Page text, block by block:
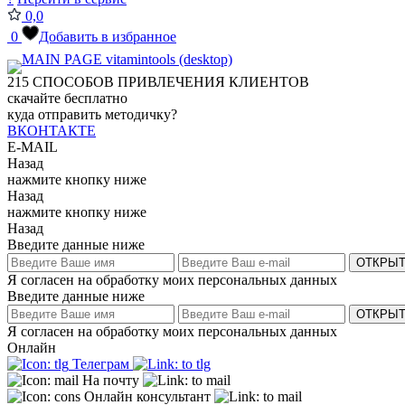
0,0
0
Добавить в избранное
215 СПОСОБОВ ПРИВЛЕЧЕНИЯ КЛИЕНТОВ
скачайте бесплатно
куда отправить методичку?
ВКОНТАКТЕ
E-MAIL
Назад
нажмите кнопку ниже
Назад
нажмите кнопку ниже
Назад
Введите данные ниже
Я согласен на обработку моих персональных данных
Введите данные ниже
Я согласен на обработку моих персональных данных
Онлайн
Телеграм
На почту
Онлайн консультант